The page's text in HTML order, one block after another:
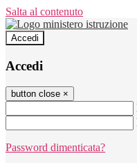
Salta al contenuto
Accedi
Accedi
button close ×
Password dimenticata?